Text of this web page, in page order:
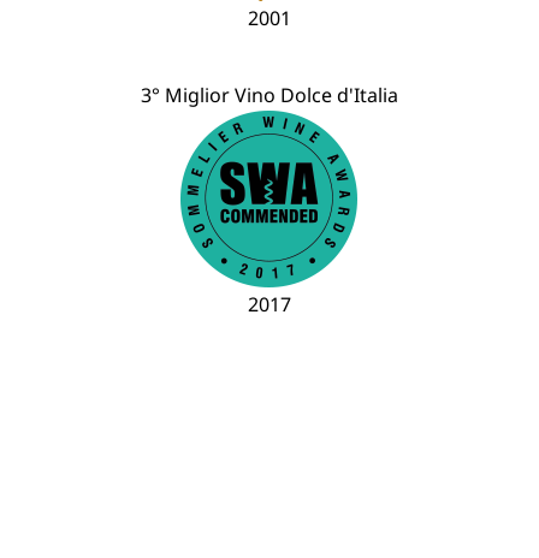
2001
3° Miglior Vino Dolce d'Italia
2017